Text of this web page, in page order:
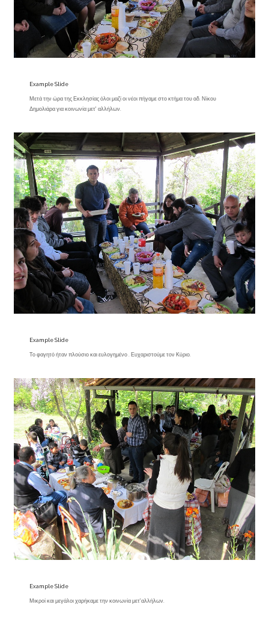
Example Slide
Μετά την ώρα της Εκκλησίας όλοι μαζί οι νέοι πήγαμε στο κτήμα του αδ. Νίκου
Δημολιάρα για κοινωνία μετ' αλλήλων.
Example Slide
Το φαγητό ήταν πλούσιο και ευλογημένο . Ευχαριστούμε τον Κύριο.
Example Slide
Μικροί και μεγάλοι χαρήκαμε την κοινωνία μετ'αλλήλων.